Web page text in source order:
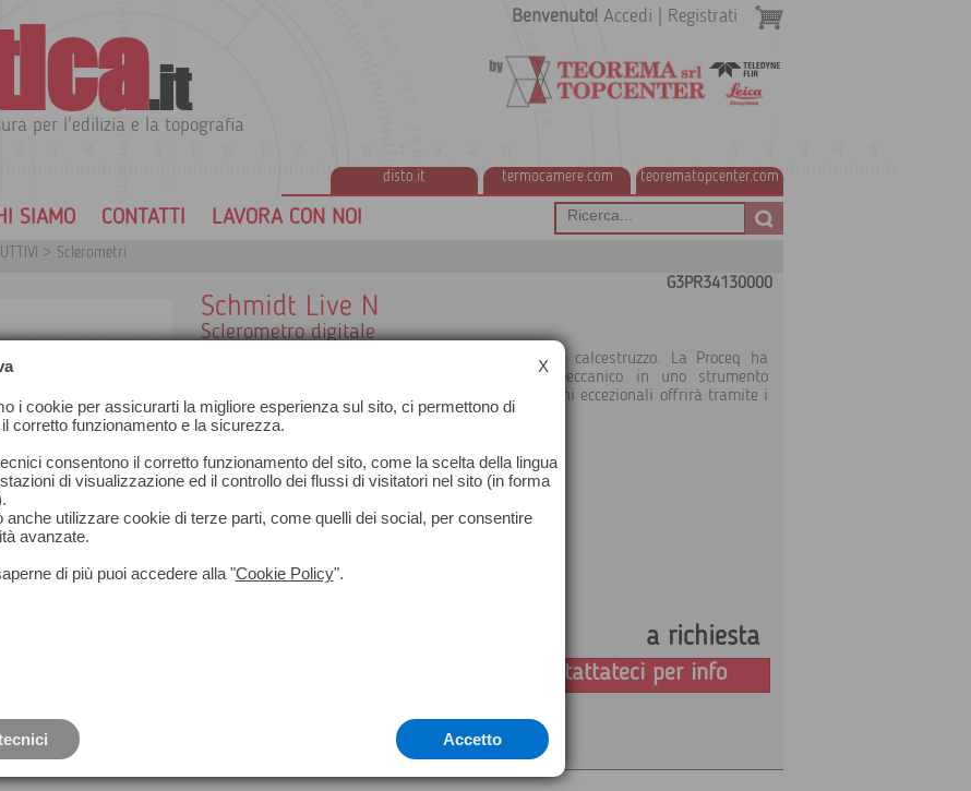
.it
per l'edilizia e la topografia
disto.it termocamere.com teorematopcenter.com
Benvenuto! Accedi Registrati
SIAMO CONTATTI LAVORA CON NOI
> Sclerometri
G3PR34130000
Schmidt Live N
Sclerometro digitale
Originale Schmidt Proceq LIVE N per strutture in calcestruzzo. La Proceq ha
innovato trasformando l'Originale di Schmidt meccanico in uno strumento
interattivo collegato al cloud che oltre alle prestazioni eccezionali offrirà tramite i
modelli Live anche una facilità d'uso senza eguali.
Disponibile con e senza certificato di calibrazione
a richiesta
Contattateci per info
X
i cookie per assicurarti la migliore esperienza sul sito, ci permettono di
corretto funzionamento e la sicurezza.
consentono il corretto funzionamento del sito, come la scelta della lingua
di visualizzazione ed il controllo dei flussi di visitatori nel sito (in forma
anche utilizzare cookie di terze parti, come quelli dei social, per consentire
avanzate.
di più puoi accedere alla "Cookie Policy".
Accetto